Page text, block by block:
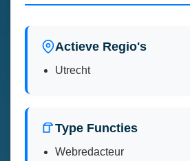
Actieve Regio's
Utrecht
Type Functies
Webredacteur